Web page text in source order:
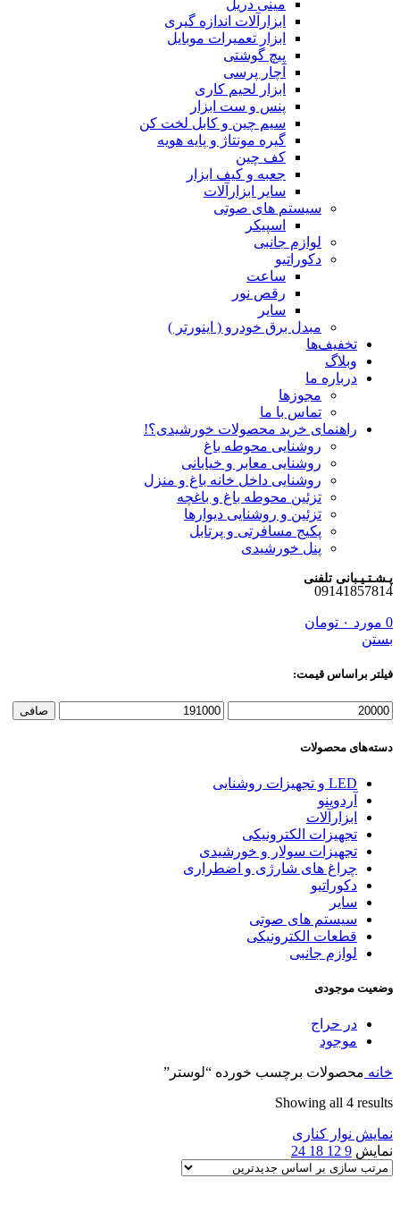
مینی دریل
ابزارآلات اندازه گیری
ابزار تعمیرات موبایل
پیچ گوشتی
آچار پرسی
ابزار لحیم کاری
پنس و ست ابزار
سیم چین و کابل لخت کن
گیره مونتاژ و پایه هویه
کف چین
جعبه و کیف ابزار
سایر ابزارآلات
سیستم های صوتی
اسپیکر
لوازم جانبی
دکوراتیو
ساعت
رقص نور
سایر
مبدل برق خودرو ( اینورتر )
تخفیف‌ها
وبلاگ
درباره ما
مجوزها
تماس با ما
راهنمای خرید محصولات خورشیدی؟!
روشنایی محوطه باغ
روشنایی معابر و خیابانی
روشنایی داخل خانه باغ و منزل
تزئین محوطه باغ و باغچه
تزئین و روشنایی دیوارها
پکیج مسافرتی و پرتابل
پنل خورشیدی
پـشـتـیـبانی تلفنی
09141857814
0 مورد ۰ تومان
بستن
فیلتر براساس قیمت:
حداقل
حداكثر
صافی
دسته‌های محصولات
LED و تجهیزات روشنایی
آردوینو
ابزارآلات
تجهیزات الکترونیکی
تجهیزات سولار و خورشیدی
چراغ های شارژی و اضطراری
دکوراتیو
سایر
سیستم های صوتی
قطعات الکترونیکی
لوازم جانبی
وضعیت موجودی
در حراج
موجود
خانه محصولات برچسب خورده “لوستر”
Showing all 4 results
نمایش نوار کناری
نمایش 9
12
18
24